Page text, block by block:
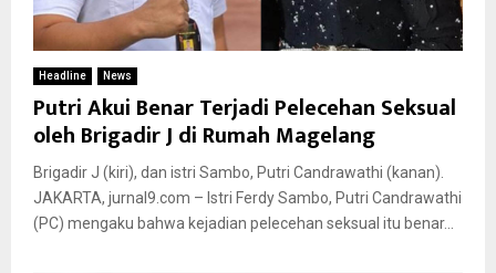
Headline News
Putri Akui Benar Terjadi Pelecehan Seksual
oleh Brigadir J di Rumah Magelang
Brigadir J (kiri), dan istri Sambo, Putri Candrawathi (kanan).
JAKARTA, jurnal9.com – Istri Ferdy Sambo, Putri Candrawathi
(PC) mengaku bahwa kejadian pelecehan seksual itu benar...